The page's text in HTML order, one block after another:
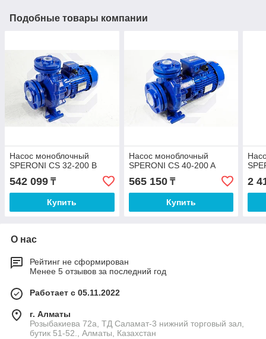
Подобные товары компании
Насос моноблочный
SPERONI CS 32-200 B
542 099 ₸
Купить
Насос моноблочный
SPERONI CS 40-200 A
565 150₸
Купить
2
О нас
Рейтинг не сформирован
Менее 5 отзывов за последний год
Работает с 05.11.2022
г. Алматы
Розыбакиева 72а, ТД Саламат-3 нижний торговый зал,
бутик 51-52., Алматы, Казахстан